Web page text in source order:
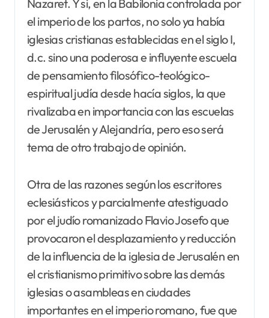
Nazaret. Y si, en la Babilonia controlada por
el imperio de los partos, no solo ya había
iglesias cristianas establecidas en el siglo I,
d.c. sino una poderosa e influyente escuela
de pensamiento filosófico-teológico-
espiritual judía desde hacía siglos, la que
rivalizaba en importancia con las escuelas
de Jerusalén y Alejandría, pero eso será
tema de otro trabajo de opinión.
Otra de las razones según los escritores
eclesiásticos y parcialmente atestiguado
por el judío romanizado Flavio Josefo que
provocaron el desplazamiento y reducción
de la influencia de la iglesia de Jerusalén en
el cristianismo primitivo sobre las demás
iglesias o asambleas en ciudades
importantes en el imperio romano, fue que